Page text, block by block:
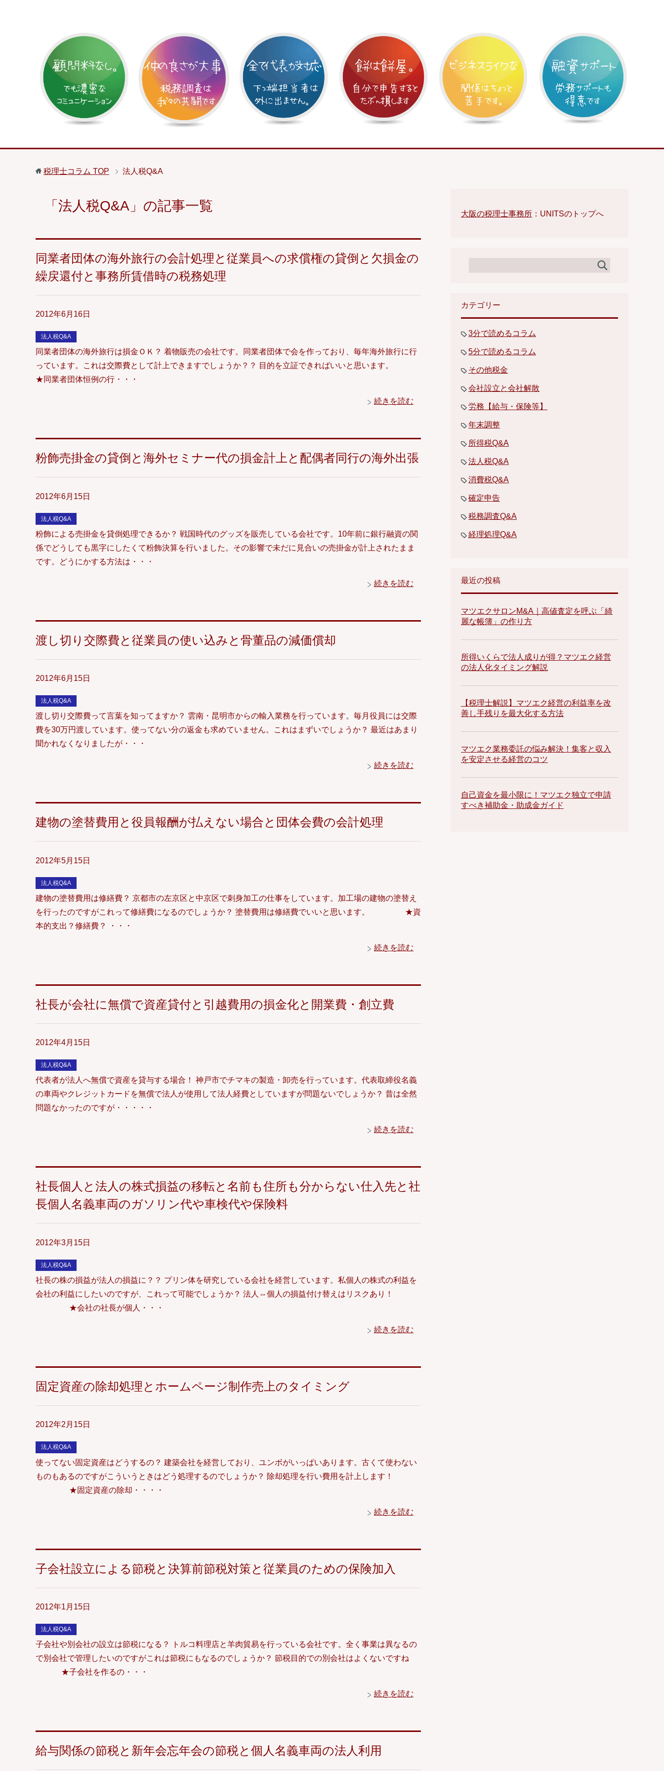
税理士コラム TOP 法人税Q&A
「法人税Q&A」の記事一覧
同業者団体の海外旅行の会計処理と従業員への求償権の貸倒と欠損金の
繰戻還付と事務所賃借時の税務処理
2012年6月16日
法人税Q&A
同業者団体の海外旅行は損金ＯＫ？ 着物販売の会社です。同業者団体で会を作っており、毎年海外旅行に行
っています。これは交際費として計上できますでしょうか？？ 目的を立証できればいいと思います。
★同業者団体恒例の行・・・
続きを読む
粉飾売掛金の貸倒と海外セミナー代の損金計上と配偶者同行の海外出張
2012年6月15日
法人税Q&A
粉飾による売掛金を貸倒処理できるか？ 戦国時代のグッズを販売している会社です。10年前に銀行融資の関
係でどうしても黒字にしたくて粉飾決算を行いました。その影響で未だに見合いの売掛金が計上されたまま
です。どうにかする方法は・・・
続きを読む
渡し切り交際費と従業員の使い込みと骨董品の減価償却
2012年6月15日
法人税Q&A
渡し切り交際費って言葉を知ってますか？ 雲南・昆明市からの輸入業務を行っています。毎月役員には交際
費を30万円渡しています。使ってない分の返金も求めていません。これはまずいでしょうか？ 最近はあまり
聞かれなくなりましたが・・・
続きを読む
建物の塗替費用と役員報酬が払えない場合と団体会費の会計処理
2012年5月15日
法人税Q&A
建物の塗替費用は修繕費？ 京都市の左京区と中京区で刺身加工の仕事をしています。加工場の建物の塗替え
を行ったのですがこれって修繕費になるのでしょうか？ 塗替費用は修繕費でいいと思います。 ★資
本的支出？修繕費？ ・・・
続きを読む
社長が会社に無償で資産貸付と引越費用の損金化と開業費・創立費
2012年4月15日
法人税Q&A
代表者が法人へ無償で資産を貸与する場合！ 神戸市でチマキの製造・卸売を行っています。代表取締役名義
の車両やクレジットカードを無償で法人が使用して法人経費としていますが問題ないでしょうか？ 昔は全然
問題なかったのですが・・・・・
続きを読む
社長個人と法人の株式損益の移転と名前も住所も分からない仕入先と社
長個人名義車両のガソリン代や車検代や保険料
2012年3月15日
法人税Q&A
社長の株の損益が法人の損益に？？ プリン体を研究している会社を経営しています。私個人の株式の利益を
会社の利益にしたいのですが、これって可能でしょうか？ 法人⇔個人の損益付け替えはリスクあり！
★会社の社長が個人・・・
続きを読む
固定資産の除却処理とホームページ制作売上のタイミング
2012年2月15日
法人税Q&A
使ってない固定資産はどうするの？ 建築会社を経営しており、ユンボがいっぱいあります。古くて使わない
ものもあるのですがこういうときはどう処理するのでしょうか？ 除却処理を行い費用を計上します！
★固定資産の除却・・・・
続きを読む
子会社設立による節税と決算前節税対策と従業員のための保険加入
2012年1月15日
法人税Q&A
子会社や別会社の設立は節税になる？ トルコ料理店と羊肉貿易を行っている会社です。全く事業は異なるの
で別会社で管理したいのですがこれは節税にもなるのでしょうか？ 節税目的での別会社はよくないですね
★子会社を作るの・・・
続きを読む
給与関係の節税と新年会忘年会の節税と個人名義車両の法人利用
大阪の税理士事務所 ：UNITSのトップへ
カテゴリー
3分で読めるコラム
5分で読めるコラム
その他税金
会社設立と会社解散
労務【給与・保険等】
年末調整
所得税Q&A
法人税Q&A
消費税Q&A
確定申告
税務調査Q&A
経理処理Q&A
最近の投稿
マツエクサロンM&A｜高値査定を呼ぶ「綺
麗な帳簿」の作り方
所得いくらで法人成りが得？マツエク経営
の法人化タイミング解説
【税理士解説】マツエク経営の利益率を改
善し手残りを最大化する方法
マツエク業務委託の悩み解決！集客と収入
を安定させる経営のコツ
自己資金を最小限に！マツエク独立で申請
すべき補助金・助成金ガイド